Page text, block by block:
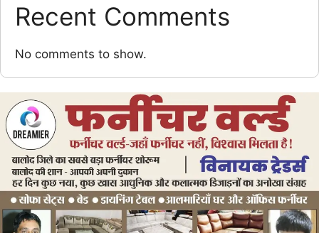
Recent Comments
No comments to show.